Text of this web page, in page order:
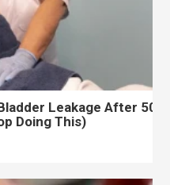
Leakage After 50
Doing This)